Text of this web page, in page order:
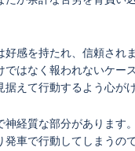
好感を持たれ、信頼され
ではなく報われないケー
据えて行動するよう心が
神経質な部分があります
発車で行動してしまうの